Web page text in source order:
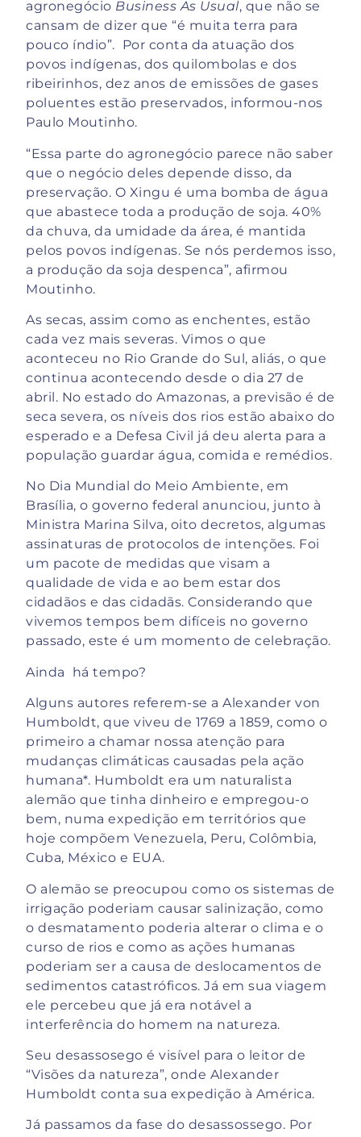
agronegócio Business As Usual, que não se
cansam de dizer que “é muita terra para
pouco índio”. Por conta da atuação dos
povos indígenas, dos quilombolas e dos
ribeirinhos, dez anos de emissões de gases
poluentes estão preservados, informou-nos
Paulo Moutinho.
“Essa parte do agronegócio parece não saber
que o negócio deles depende disso, da
preservação. O Xingu é uma bomba de água
que abastece toda a produção de soja. 40%
da chuva, da umidade da área, é mantida
pelos povos indígenas. Se nós perdemos isso,
a produção da soja despenca”, afirmou
Moutinho.
As secas, assim como as enchentes, estão
cada vez mais severas. Vimos o que
aconteceu no Rio Grande do Sul, aliás, o que
continua acontecendo desde o dia 27 de
abril. No estado do Amazonas, a previsão é de
seca severa, os níveis dos rios estão abaixo do
esperado e a Defesa Civil já deu alerta para a
população guardar água, comida e remédios.
No Dia Mundial do Meio Ambiente, em
Brasília, o governo federal anunciou, junto à
Ministra Marina Silva, oito decretos, algumas
assinaturas de protocolos de intenções. Foi
um pacote de medidas que visam a
qualidade de vida e ao bem estar dos
cidadãos e das cidadãs. Considerando que
vivemos tempos bem difíceis no governo
passado, este é um momento de celebração.
Ainda há tempo?
Alguns autores referem-se a Alexander von
Humboldt, que viveu de 1769 a 1859, como o
primeiro a chamar nossa atenção para
mudanças climáticas causadas pela ação
humana*. Humboldt era um naturalista
alemão que tinha dinheiro e empregou-o
bem, numa expedição em territórios que
hoje compõem Venezuela, Peru, Colômbia,
Cuba, México e EUA.
O alemão se preocupou como os sistemas de
irrigação poderiam causar salinização, como
o desmatamento poderia alterar o clima e o
curso de rios e como as ações humanas
poderiam ser a causa de deslocamentos de
sedimentos catastróficos. Já em sua viagem
ele percebeu que já era notável a
interferência do homem na natureza.
Seu desassosego é visível para o leitor de
“Visões da natureza”, onde Alexander
Humboldt conta sua expedição à América.
Já passamos da fase do desassossego. Por